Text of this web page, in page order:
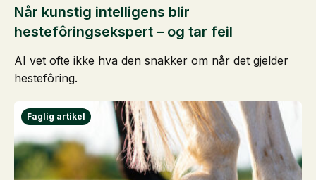
Når kunstig intelligens blir
hestefôringsekspert – og tar feil
AI vet ofte ikke hva den snakker om når det gjelder
hestefôring.